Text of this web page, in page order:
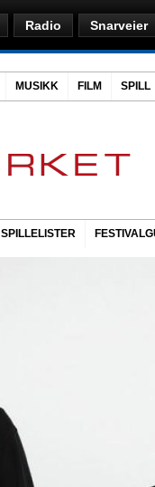
Radio Snarveier
MUSIKK FILM SPILL
SPILLELISTER